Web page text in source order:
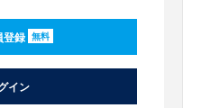
登録 無料
イン